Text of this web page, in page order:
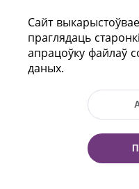
г. Мiнск,
Тэл.: (+375 17) 368
Эл. пошта:
Сайт
праглядаць
апрацоўку файлаў
даных.